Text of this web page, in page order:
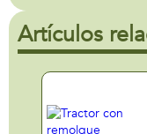
Artículos